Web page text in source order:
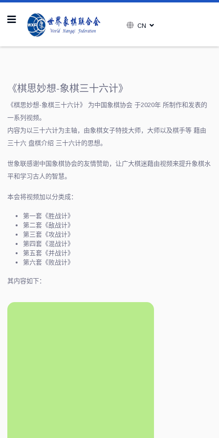
CN
《棋思妙想-象棋三十六计》
《棋思妙想-象棋三十六计》 为中国象棋协会 于2020年 所制作和发表的
一系列视频。
内容为以三十六计为主轴，由象棋女子特技大师，大师以及棋手等 藉由
三十六 盘棋介绍 三十六计的思想。
世象联感谢中国象棋协会的友情赞助，让广大棋迷藉由视频来提升象棋水
平和学习古人的智慧。
本会将视频加以分类成：
第一套《胜战计》
第二套《敌战计》
第三套《攻战计》
第四套《混战计》
第五套《并战计》
第六套《败战计》
其内容如下：